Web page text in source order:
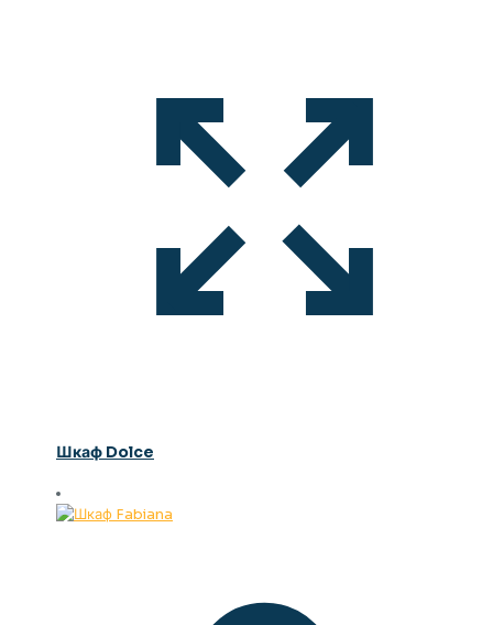
Шкаф Dolce